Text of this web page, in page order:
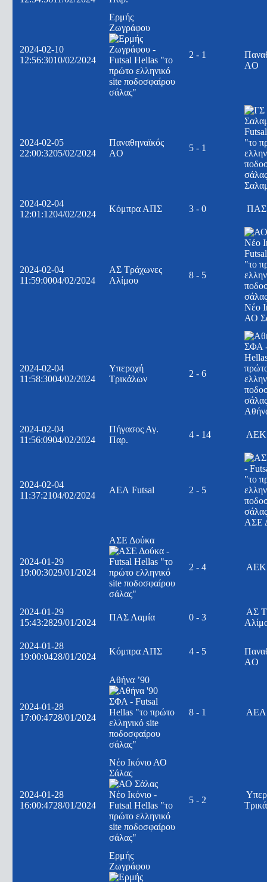
2024-02-10
12:56:3010/02/2024
Ερμής
Ζωγράφου
2 - 1
AO
2024-02-05
22:00:3205/02/2024
Παναθηναϊκός
AO
5 - 1
2024-02-04
12:01:1204/02/2024
Κόμπρα ΑΠΣ 3 - 0 ΠΑΣ
2024-02-04
11:59:0004/02/2024
ΑΣ Τράχωνες
Αλίμου
8 - 5
Νέο
ΑΟ
2024-02-04
11:58:3004/02/2024
Υπεροχή
Τρικάλων
2 - 6
2024-02-04
11:56:0904/02/2024
Πήγασος Αγ.
Παρ.
4 - 14 ΑΕΚ
2024-02-04
11:37:2104/02/2024
ΑΕΛ Futsal 2 - 5
ΑΣΕ
2024-01-29
19:00:3029/01/2024
ΑΣΕ Δούκα
2 - 4 ΑΕΚ
2024-01-29
15:43:2829/01/2024
ΠΑΣ Λαμία 0 - 3
ΑΣ
2024-01-28
19:00:0428/01/2024
Κόμπρα ΑΠΣ 4 - 5
AO
2024-01-28
17:00:4728/01/2024
Αθήνα ’90
8 - 1 ΑΕΛ
2024-01-28
16:00:4728/01/2024
Νέο Ικόνιο ΑΟ
Σάλας
5 - 2
Ερμής
Ζωγράφου